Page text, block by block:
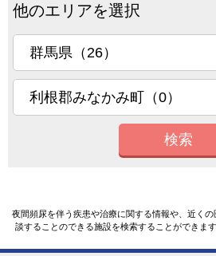
他のエリアを選択
検索
夜間頻尿を伴う疾患や治療に関する情報や、近く
談することのできる施設を検索することができま